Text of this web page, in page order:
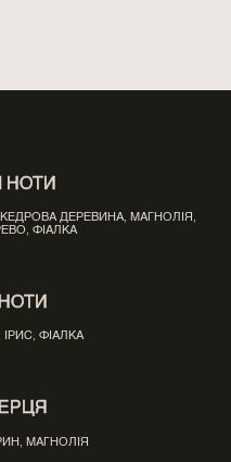
НОТИ
ДЕРЕВИНА, МАГНОЛІЯ,
ФІАЛКА
ІРИС, ФІАЛКА
МАГНОЛІЯ